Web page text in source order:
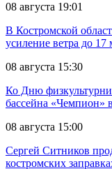
08 августа 19:01
В Костромской
усиление ветра до 17
08 августа 15:30
Ко Дню
бассейна «Чемпион»
08 августа 15:00
Сергей Ситников
костромских